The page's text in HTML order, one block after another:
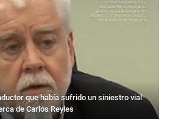
que había sufrido un siniestro vial
de Carlos Reyles